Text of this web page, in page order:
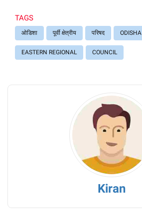
TAGS
ओडिशा पूर्वी क्षेत्रीय परिषद ODISHA
EASTERN REGIONAL COUNCIL
Kiran